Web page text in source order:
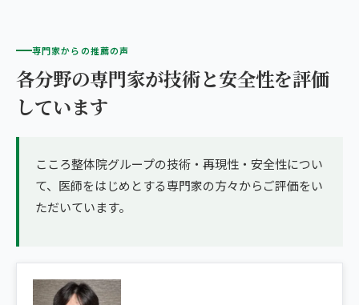
疲労回復
ランナー膝
ゴルフ
ヨガ・ピラティス
広島エリア（4院）
福岡エリア（9院）
鹿児島エリア（3院）
コラム
専門家からの推薦の声
各分野の専門家が技術と安全性を評価
しています
こころ整体院グループの技術・再現性・安全性につい
て、医師をはじめとする専門家の方々からご評価をい
ただいています。